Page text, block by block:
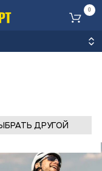
0
ДРУГОЙ